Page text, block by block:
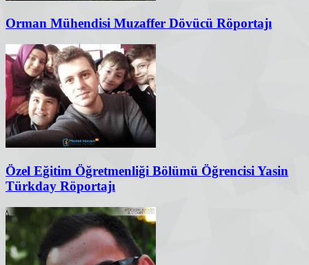
Orman Mühendisi Muzaffer Dövücü Röportajı
Özel Eğitim Öğretmenliği Bölümü Öğrencisi Yasin
Türkday Röportajı